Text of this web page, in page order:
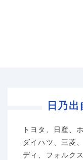
日乃
トヨタ、日産、
ダイハツ、三菱
ディ、フォルク